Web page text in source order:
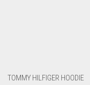
TOMMY HILFIGER HOODIE